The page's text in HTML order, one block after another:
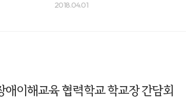
2018.04.01
애이해교육 협력학교 학교장 간담회